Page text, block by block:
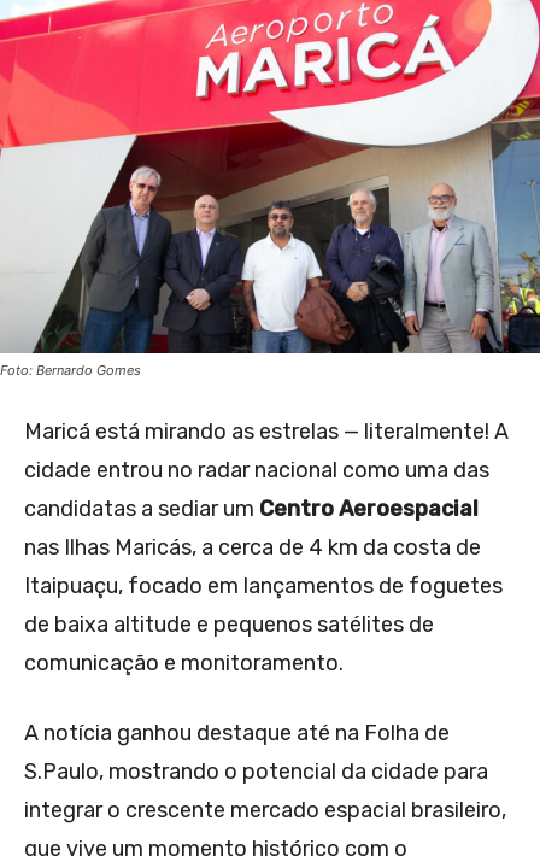
Foto: Bernardo Gomes
Maricá está mirando as estrelas — literalmente! A
cidade entrou no radar nacional como uma das
candidatas a sediar um Centro Aeroespacial
nas Ilhas Maricás, a cerca de 4 km da costa de
Itaipuaçu, focado em lançamentos de foguetes
de baixa altitude e pequenos satélites de
comunicação e monitoramento.
A notícia ganhou destaque até na Folha de
S.Paulo, mostrando o potencial da cidade para
integrar o crescente mercado espacial brasileiro,
que vive um momento histórico com o